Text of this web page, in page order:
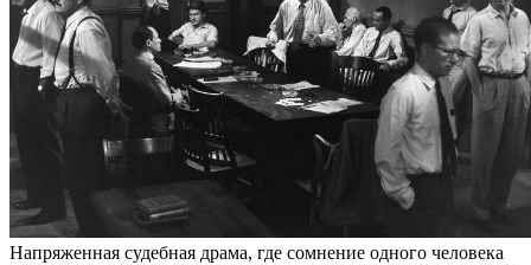
Напряженная судебная драма, где сомнение одного человека